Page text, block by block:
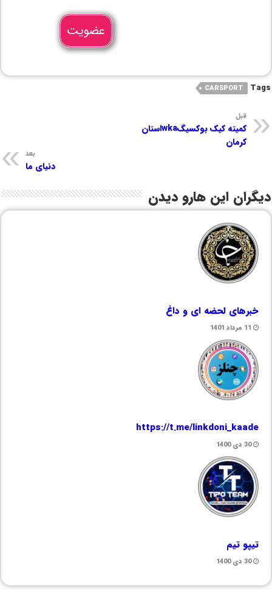
عضویت
Tags
CARSPORT
قبل
کمیته کیک بوکسیگwkaاستان
کرمان
بعد
دنیای ما
دیگران این هارو دیدن
خبرهای لحضه ای و داغ
11 مرداد 1401
https://t.me/linkdoni_kaade
30 دی 1400
تیپو تیم
30 دی 1400